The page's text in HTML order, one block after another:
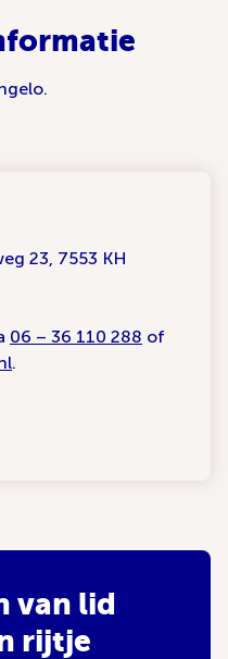
23, 7553 KH
06 – 36 110 288 of
.
van lid
rijtje